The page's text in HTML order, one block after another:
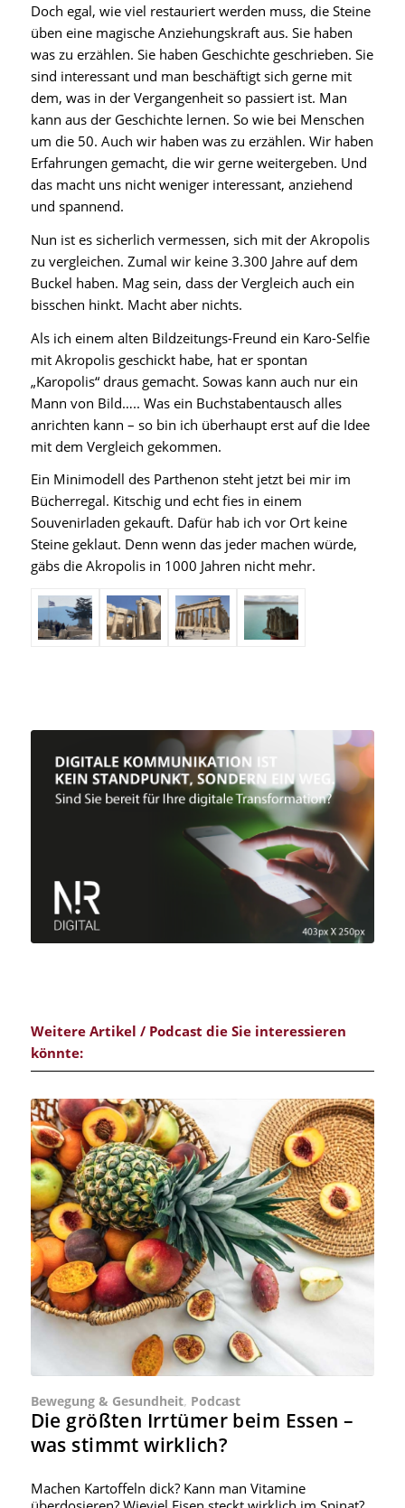
Doch egal, wie viel restauriert werden muss, die Steine
üben eine magische Anziehungskraft aus. Sie haben
was zu erzählen. Sie haben Geschichte geschrieben. Sie
sind interessant und man beschäftigt sich gerne mit
dem, was in der Vergangenheit so passiert ist. Man
kann aus der Geschichte lernen. So wie bei Menschen
um die 50. Auch wir haben was zu erzählen. Wir haben
Erfahrungen gemacht, die wir gerne weitergeben. Und
das macht uns nicht weniger interessant, anziehend
und spannend.
Nun ist es sicherlich vermessen, sich mit der Akropolis
zu vergleichen. Zumal wir keine 3.300 Jahre auf dem
Buckel haben. Mag sein, dass der Vergleich auch ein
bisschen hinkt. Macht aber nichts.
Als ich einem alten Bildzeitungs-Freund ein Karo-Selfie
mit Akropolis geschickt habe, hat er spontan
„Karopolis“ draus gemacht. Sowas kann auch nur ein
Mann von Bild….. Was ein Buchstabentausch alles
anrichten kann – so bin ich überhaupt erst auf die Idee
mit dem Vergleich gekommen.
Ein Minimodell des Parthenon steht jetzt bei mir im
Bücherregal. Kitschig und echt fies in einem
Souvenirladen gekauft. Dafür hab ich vor Ort keine
Steine geklaut. Denn wenn das jeder machen würde,
gäbs die Akropolis in 1000 Jahren nicht mehr.
Weitere Artikel / Podcast die Sie interessieren
könnte:
Bewegung & Gesundheit, Podcast
Die größten Irrtümer beim Essen –
was stimmt wirklich?
Machen Kartoffeln dick? Kann man Vitamine